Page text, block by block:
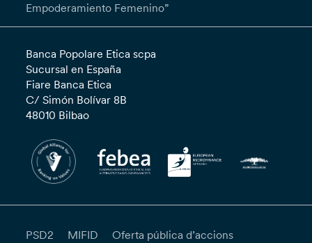
Empoderamiento Femenino”
Banca Popolare Etica scpa
Sucursal en España
Fiare Banca Etica
C/ Simón Bolívar 8B
48010 Bilbao
PSD2 MIFID Oferta pública d’accions